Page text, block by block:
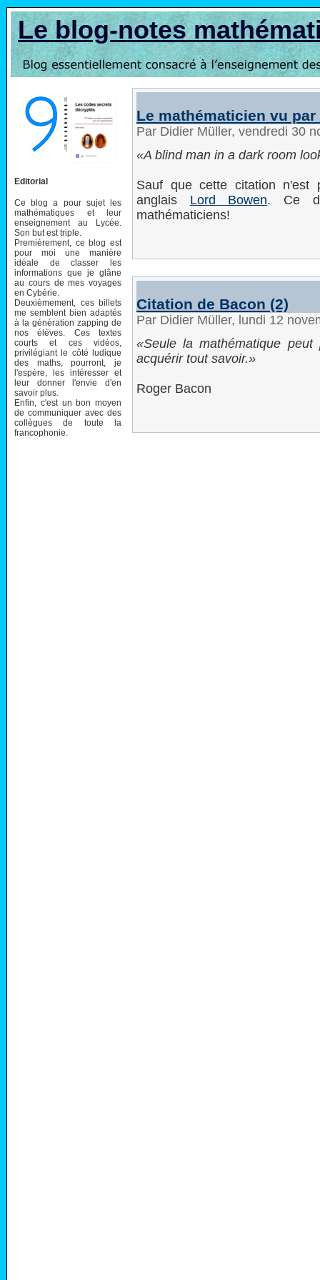
Le blog-notes
Editorial
Ce blog a pour sujet les
mathématiques et leur
enseignement au Lycée.
Son but est triple.
Premièrement, ce blog est
pour moi une manière
idéale de classer les
informations que je glâne
au cours de mes voyages
en Cybérie.
Deuxièmement, ces billets
me semblent bien adaptés
à la génération zapping de
nos élèves. Ces textes
courts et ces vidéos,
privilégiant le côté ludique
des maths, pourront, je
l'espère, les intéresser et
leur donner l'envie d'en
savoir plus.
Enfin, c'est un bon moyen
de communiquer avec des
collègues de toute la
francophonie.
Le mathématicien vu par
Par Didier Müller, vendredi 30
A blind man in a dark room
Sauf que cette citation n'est
anglais Lord Bowen. Ce
mathématiciens!
Citation de Bacon (2)
Par Didier Müller, lundi 12
Seule la mathématique peut
acquérir tout savoir.
Roger Bacon